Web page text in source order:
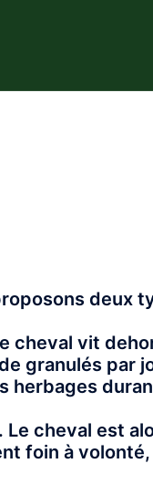
deux
cheval vit
granulés par
herbages
Le cheval est
foin à